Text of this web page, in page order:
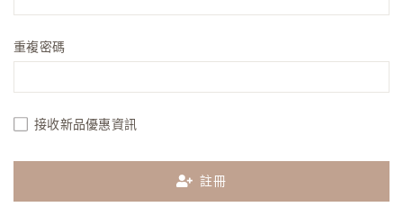
重複密碼
接收新品優惠資訊
註冊